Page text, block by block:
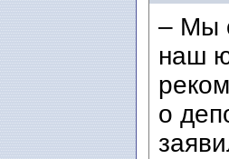
– Мы
наш
о